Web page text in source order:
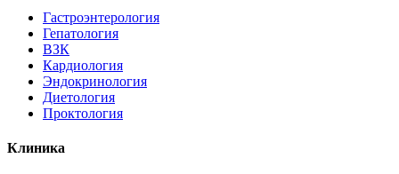
Гастроэнтерология
Гепатология
ВЗК
Кардиология
Эндокринология
Диетология
Проктология
Клиника